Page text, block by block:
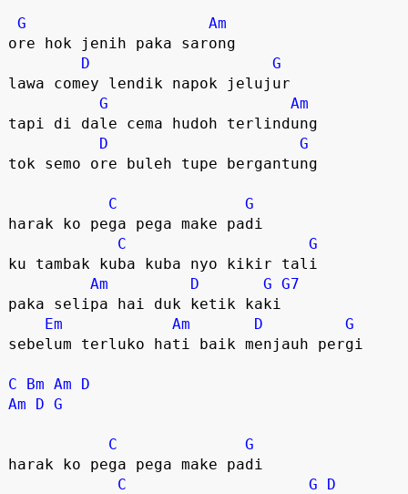
G
Am
ore hok jenih paka sarong
D
G
lawa comey lendik napok jelujur
G
Am
tapi di dale cema hudoh terlindung
D
G
tok semo ore buleh tupe bergantung
C
G
harak ko pega pega make padi
C
G
ku tambak kuba kuba nyo kikir tali
Am
D G G7
paka selipa hai duk ketik kaki
Em
Am D
G
sebelum terluko hati baik menjauh pergi
C Bm Am
D
Am
D G
C
G
harak ko pega pega make padi
C
G
D